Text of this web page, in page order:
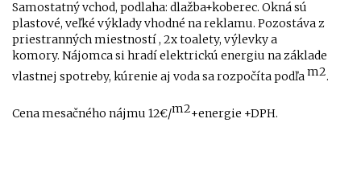
Samostatný vchod, podlaha: dlažba+koberec. Okná sú
plastové, veľké výklady vhodné na reklamu. Pozostáva z
priestranných miestností , 2x toalety, výlevky a
komory. Nájomca si hradí elektrickú energiu na základe
vlastnej spotreby, kúrenie aj voda sa rozpočíta podľam2.
Cena mesačného nájmu 12€/m2+energie +DPH.